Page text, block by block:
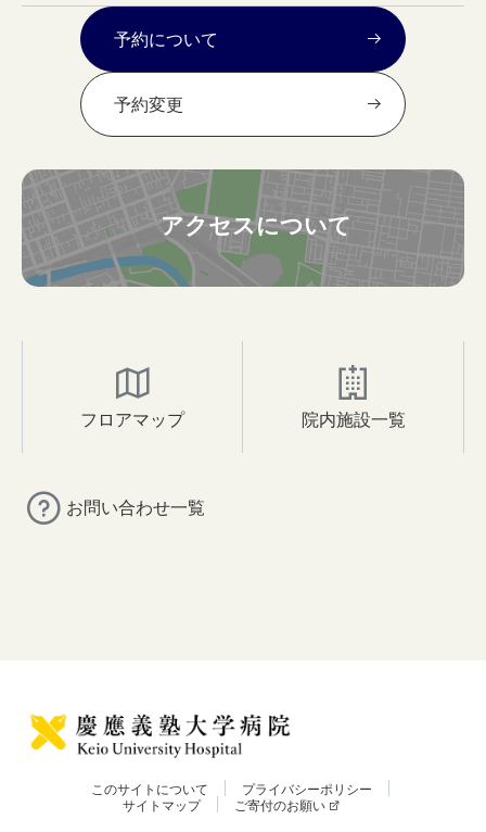
予約について
予約変更
アクセスについて
フロアマップ 院内施設一覧
お問い合わせ一覧
このサイトについて
プライバシーポリシー
サイトマップ
ご寄付のお願い